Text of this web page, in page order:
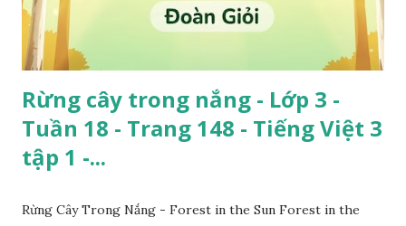
Rừng cây trong nắng - Lớp 3 -
Tuần 18 - Trang 148 - Tiếng Việt 3
tập 1 -...
Rừng Cây Trong Nắng - Forest in the Sun Forest in the